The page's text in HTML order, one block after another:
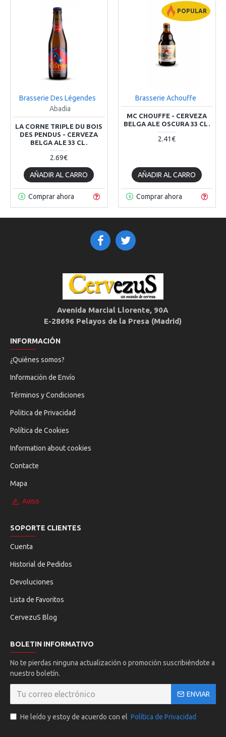
Brasserie Des Légendes
Abadia
LA CORNE TRIPLE DU BOIS
DES PENDUS - CERVEZA
BELGA ALE 33 CL.
2.69€
AÑADIR AL CARRO
Comprar ahora
POPULAR
Brasserie Achouffe
MC CHOUFFE - CERVEZA
BELGA ALE OSCURA 33 CL.
2.41€
AÑADIR AL CARRO
Comprar ahora
Avenida Marcial Llorente, 90A
E-28696 Pelayos de la Presa (Madrid)
INFORMACIÓN
¿Quiénes somos?
Información de Envío
Términos y Condiciones
Politica de Privacidad
Política de Cookies
Information about cookies
Contacte
Mapa
Aviso
SOPORTE CLIENTES
Cuenta
Historial de Pedidos
Devoluciones
Lista de Favoritos
CervezuS Blog
BOLETIN INFORMATIVO
No te pierdas ninguna actualización o promoción suscribiéndote a
nuestro boletín.
ENVIAR
He leído y estoy de acuerdo con el Política de Privacidad